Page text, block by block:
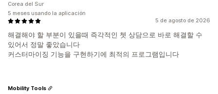
5 de agosto de 2026
해결해야 할 부분이 있을때 즉각적인 쳇 상담으로 바로 해결할 수
있어서 정말 좋았습니다
커스터마이징 기능을 구현하기에 최적의 프로그램입니다
Corea del Sur
5 meses usando la aplicación
Mobility Tools